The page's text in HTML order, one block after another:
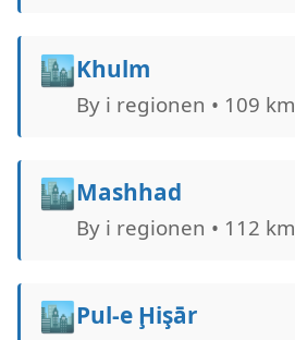
🏙️Khulm
By i regionen • 109 km
🏙️Mashhad
By i regionen • 112 km
🏙️Pul-e Ḩişār